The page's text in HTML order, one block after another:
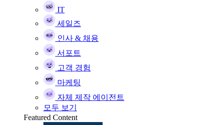
IT
세일즈
인사 & 채용
서포트
고객 경험
마케팅
자체 제작 에이전트
모두 보기
Featured Content